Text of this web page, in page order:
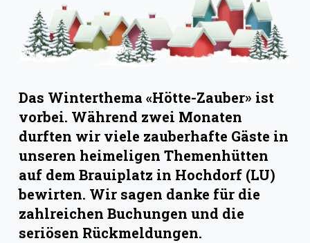
n
g
e
n
Das Winterthema «Hötte-Zauber» ist
vorbei. Während zwei Monaten
durften wir viele zauberhafte Gäste in
unseren heimeligen Themenhütten
auf dem Brauiplatz in Hochdorf (LU)
bewirten. Wir sagen danke für die
zahlreichen Buchungen und die
seriösen Rückmeldungen.